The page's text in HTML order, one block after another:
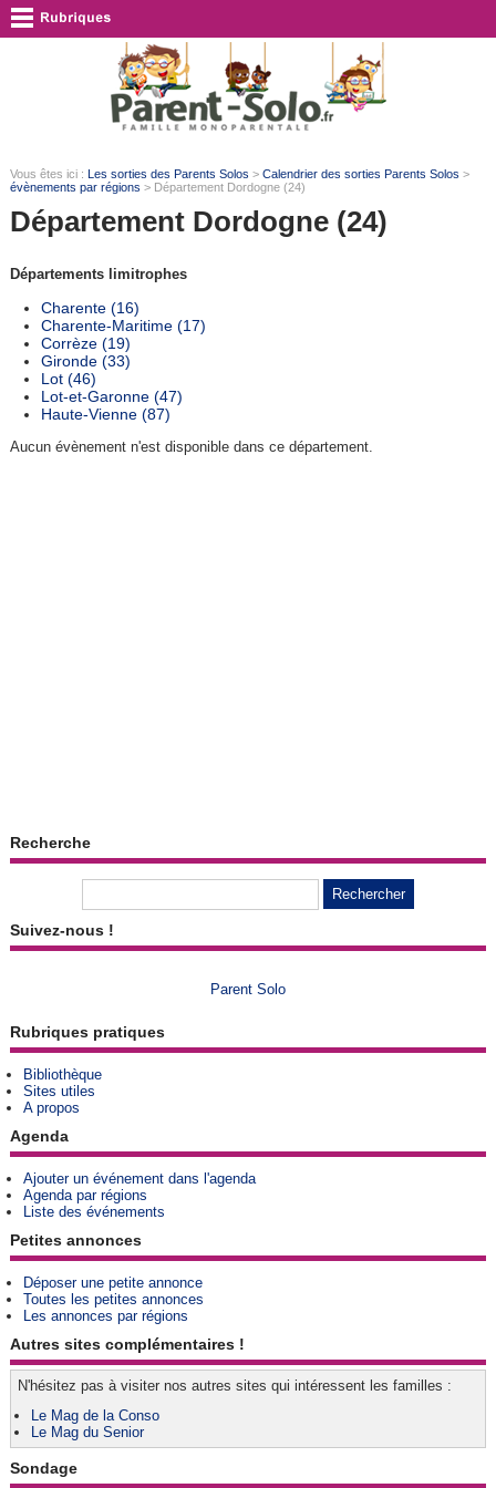
Vous êtes ici : Les sorties des Parents Solos > Calendrier des sorties Parents Solos >
évènements par régions > Département Dordogne (24)
Département Dordogne (24)
Départements limitrophes
Charente (16)
Charente-Maritime (17)
Corrèze (19)
Gironde (33)
Lot (46)
Lot-et-Garonne (47)
Haute-Vienne (87)
Aucun évènement n'est disponible dans ce département.
Recherche
Suivez-nous !
Parent Solo
Rubriques pratiques
Bibliothèque
Sites utiles
A propos
Agenda
Ajouter un événement dans l'agenda
Agenda par régions
Liste des événements
Petites annonces
Déposer une petite annonce
Toutes les petites annonces
Les annonces par régions
Autres sites complémentaires !
N'hésitez pas à visiter nos autres sites qui intéressent les familles :
Le Mag de la Conso
Le Mag du Senior
Sondage